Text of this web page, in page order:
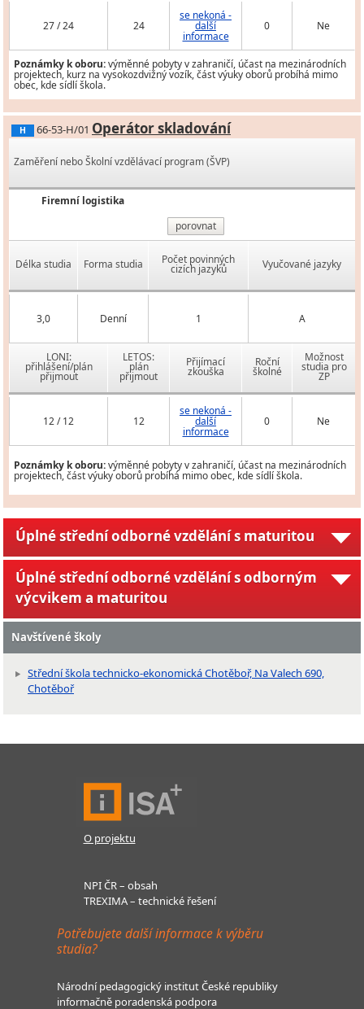
27 / 24 24
se nekoná -
další
informace
0 Ne
Poznámky k oboru:výměnné pobyty v zahraničí, účast na mezinárodních
projektech, kurz na vysokozdvižný vozík, část výuky oborů probíhá mimo
obec, kde sídlí škola.
H 66-53-H/01 Operátor skladování
Zaměření nebo Školní vzdělávací program (ŠVP)
Firemní logistika
porovnat
Délka studia Forma studia Počet povinných
cizích jazyků Vyučované jazyky
3,0 Denní 1 A
LONI:
přihlášení/plán
přijmout
LETOS:
plán
přijmout
Přijímací
zkouška
Roční
školné
Možnost
studia pro
ZP
12 / 12 12
se nekoná -
další
informace
0 Ne
Poznámky k oboru:výměnné pobyty v zahraničí, účast na mezinárodních
projektech, část výuky oborů probíhá mimo obec, kde sídlí škola.
Úplné střední odborné vzdělání s maturitou
Úplné střední odborné vzdělání s odborným
výcvikem a maturitou
Navštívené školy
Střední škola technicko-ekonomická Chotěboř, Na Valech 690,
Chotěboř
O projektu
NPI ČR – obsah
TREXIMA – technické řešení
Potřebujete další informace k výběru
studia?
Národní pedagogický institut České republiky
informačně poradenská podpora